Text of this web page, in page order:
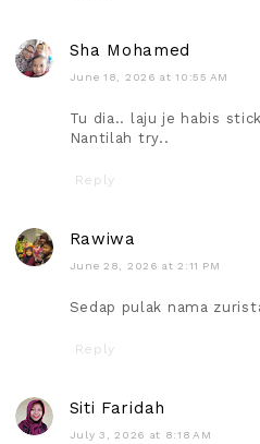
Sha Mohamed
June 18, 2026 at 10:55 AM
Tu dia.. laju je habis
Nantilah try..
Reply
Rawiwa
June 28, 2026 at 2:11 PM
Sedap pulak nama
Reply
Siti Faridah
July 3, 2026 at 8:18 AM